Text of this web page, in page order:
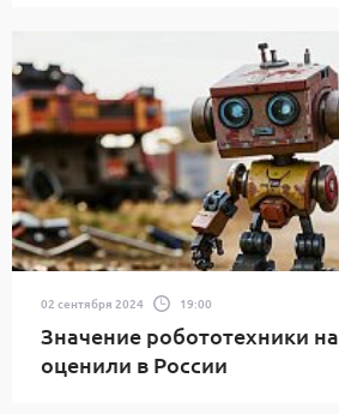
02 сентября 2024 19:00
Значение робототехники
оценили в России